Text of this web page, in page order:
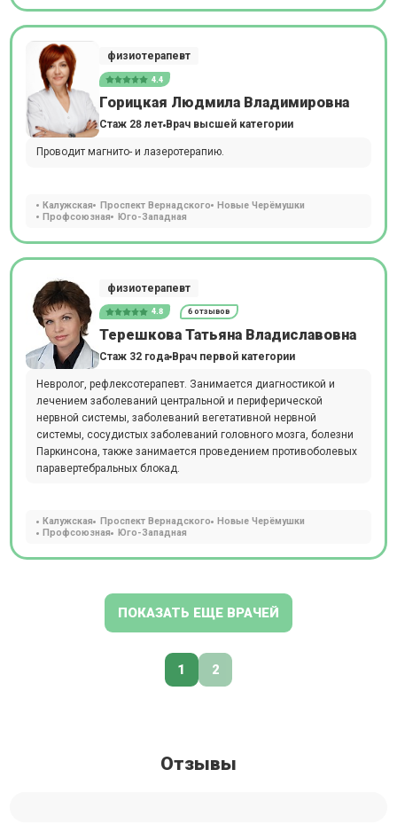
физиотерапевт
4.4
Горицкая Людмила Владимировна
Стаж 28 лет Врач высшей категории
Проводит магнито- и лазеротерапию.
Калужская Проспект Вернадского
Новые Черёмушки
Профсоюзная
Юго-Западная
физиотерапевт
4.8 6 отзывов
Терешкова Татьяна Владиславовна
Стаж 32 года Врач первой категории
Невролог, рефлексотерапевт. Занимается диагностикой и
лечением заболеваний центральной и периферической
нервной системы, заболеваний вегетативной нервной
системы, сосудистых заболеваний головного мозга, болезни
Паркинсона, также занимается проведением противоболевых
паравертебральных блокад.
Калужская Проспект Вернадского
Новые Черёмушки
Профсоюзная
Юго-Западная
ПОКАЗАТЬ ЕЩЕ ВРАЧЕЙ
1 2
Отзывы